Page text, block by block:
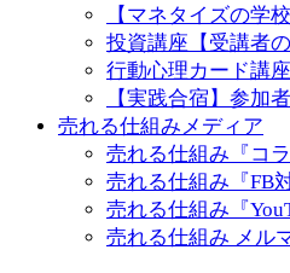
【マネタイズの学
投資講座【受講者の
行動心理カード講
【実践合宿】参加
売れる仕組みメディア
売れる仕組み『コラ
売れる仕組み『FB
売れる仕組み『
売れる仕組み メル